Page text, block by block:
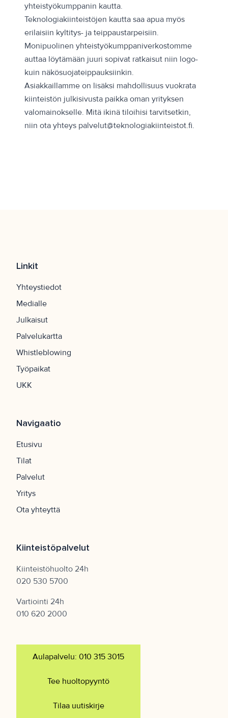
yhteistyökumppanin kautta.
Teknologiakiinteistöjen kautta saa apua myös
erilaisiin kyltitys- ja teippaustarpeisiin.
Monipuolinen yhteistyökumppaniverkostomme
auttaa löytämään juuri sopivat ratkaisut niin logo-
kuin näkösuojateippauksiinkin.
Asiakkaillamme on lisäksi mahdollisuus vuokrata
kiinteistön julkisivusta paikka oman yrityksen
valomainokselle. Mitä ikinä tiloihisi tarvitsetkin,
niin ota yhteys palvelut@teknologiakiinteistot.fi.
Linkit
Yhteystiedot
Medialle
Julkaisut
Palvelukartta
Whistleblowing
Työpaikat
UKK
Navigaatio
Etusivu
Tilat
Palvelut
Yritys
Ota yhteyttä
Kiinteistöpalvelut
Kiinteistöhuolto 24h
020 530 5700
Vartiointi 24h
010 620 2000
Aulapalvelu: 010 315 3015
Tee huoltopyyntö
Tilaa uutiskirje